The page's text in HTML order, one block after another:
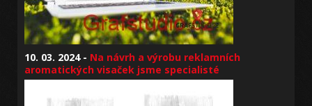
10. 03. 2024 - Na návrh a výrobu reklamních
aromatických visaček jsme specialisté